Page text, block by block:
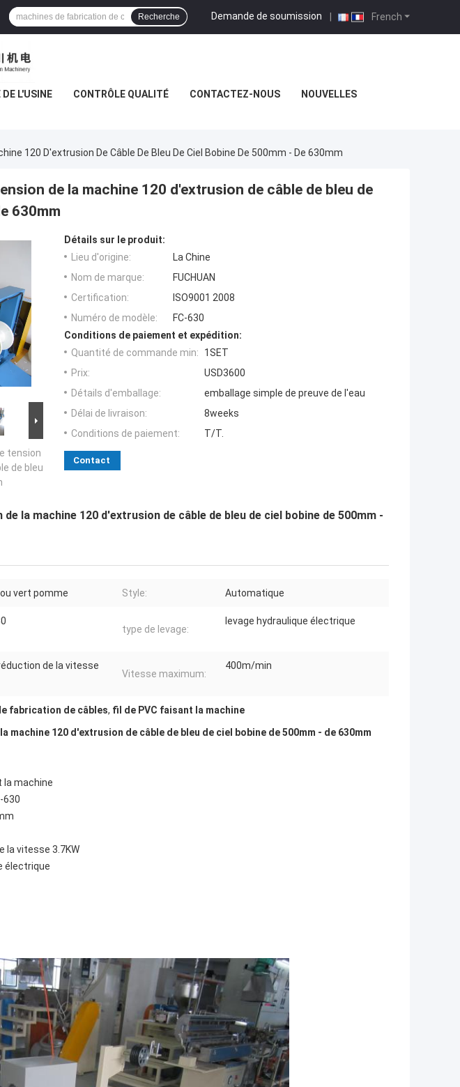
French
Demande de soumission |
Recherche
L'USINE CONTRÔLE QUALITÉ CONTACTEZ-NOUS NOUVELLES
120 D'extrusion De Câble De Bleu De Ciel Bobine De 500mm - De 630mm
de la machine 120 d'extrusion de câble de bleu de
630mm
tension
de bleu
Détails sur le produit:
Lieu d'origine:
La Chine
Nom de marque:
FUCHUAN
Certification:
ISO9001 2008
Numéro de modèle:
FC-630
Conditions de paiement et expédition:
Quantité de commande min:
1SET
Prix:
USD3600
Détails d'emballage:
emballage simple de preuve de l'eau
Délai de livraison:
8weeks
Conditions de paiement:
T/T.
Contact
la machine 120 d'extrusion de câble de bleu de ciel bobine de 500mm -
vert pomme Style: Automatique
type de levage:
levage hydraulique électrique
de la vitesse
Vitesse maximum:
400m/min
fabrication de câbles, fil de PVC faisant la machine
machine 120 d'extrusion de câble de bleu de ciel bobine de 500mm - de 630mm
la machine
630
la vitesse 3.7KW
électrique